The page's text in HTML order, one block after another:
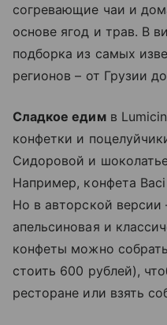
согревающие чаи и
основе ягод и трав. В
подборка из самых
регионов – от Грузии
Сладкое едимв
конфетки и
Сидоровой и
Например, конфета
Но в авторской версии
апельсиновая и
конфеты можно
стоить 600 рублей),
ресторане или взять